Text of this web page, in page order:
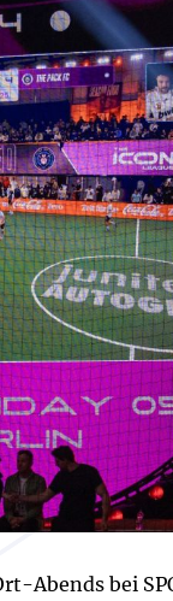
Abends bei